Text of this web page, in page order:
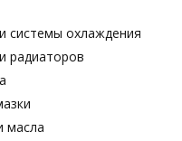
системы охлаждения
радиаторов
масла